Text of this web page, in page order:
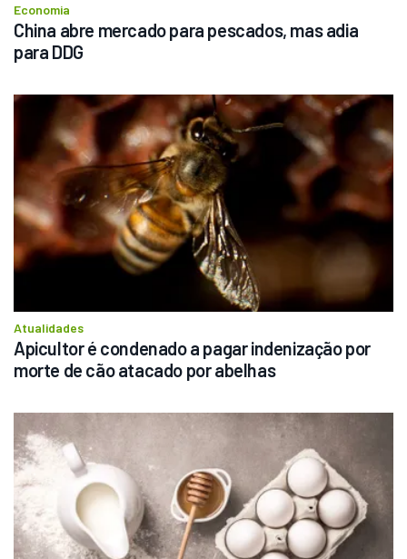
Economia
China abre mercado para pescados, mas adia
para DDG
Atualidades
Apicultor é condenado a pagar indenização por
morte de cão atacado por abelhas